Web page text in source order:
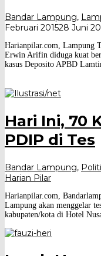
Bandar Lampung,
Februari 201528 Juni
Harianpilar.com, Lampung
Erwin Arifin diduga kuat
kasus Deposito APBD
Hari Ini, 70
PDIP di Tes
Bandar Lampung,
Harian Pilar
Harianpilar.com,
Lampung akan menggelar
kabupaten/kota di Hotel